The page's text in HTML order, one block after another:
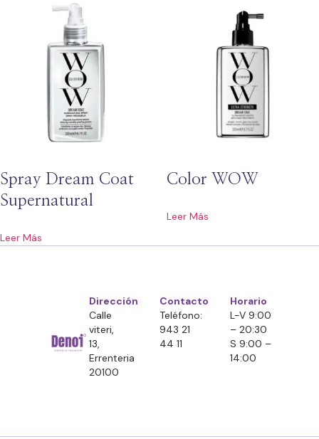
Spray Dream Coat
Supernatural
Leer Más
Color WOW
Leer Más
Dirección
Calle
viteri,
13,
Errenteria
20100
Contacto
Teléfono:
943 21
44 11
Horario
L-V 9:00
– 20:30
S 9:00 –
14:00